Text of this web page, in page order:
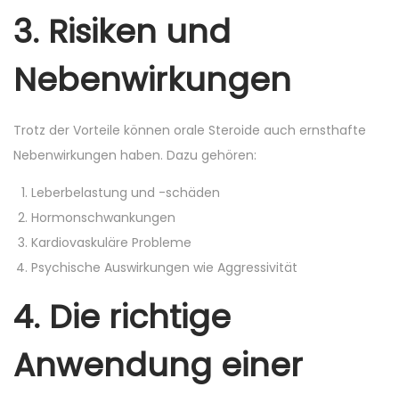
3. Risiken und
Nebenwirkungen
Trotz der Vorteile können orale Steroide auch ernsthafte
Nebenwirkungen haben. Dazu gehören:
Leberbelastung und -schäden
Hormonschwankungen
Kardiovaskuläre Probleme
Psychische Auswirkungen wie Aggressivität
4. Die richtige
Anwendung einer